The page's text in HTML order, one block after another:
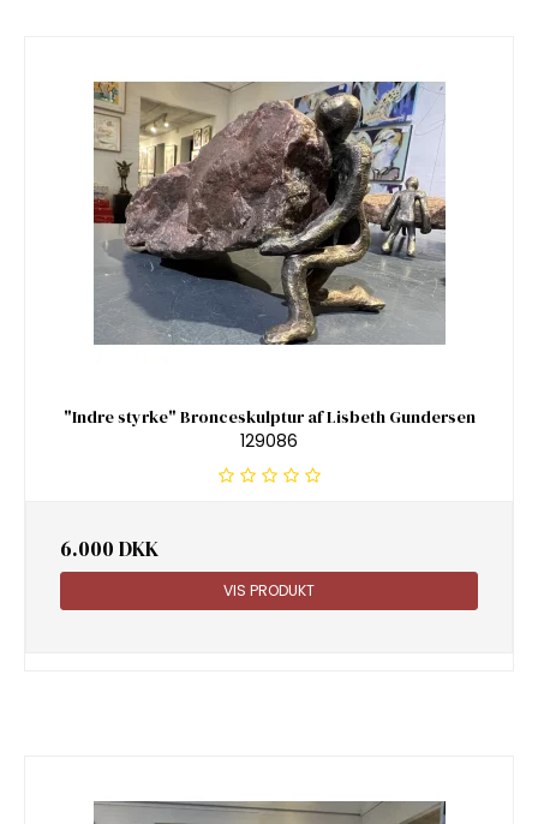
"Indre styrke" Bronceskulptur af Lisbeth Gundersen
129086
6.000 DKK
VIS PRODUKT